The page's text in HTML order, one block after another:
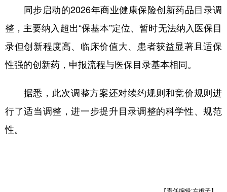
同步启动的2026年商业健康保险创新药品目录调
整，主要纳入超出“保基本”定位、暂时无法纳入医保目
录但创新程度高、临床价值大、患者获益显著且适保
性强的创新药，申报流程与医保目录基本相同。
据悉，此次调整方案还对续约规则和竞价规则进
行了适当调整，进一步提升目录调整的科学性、规范
性。
【责任编辑:左栀子】